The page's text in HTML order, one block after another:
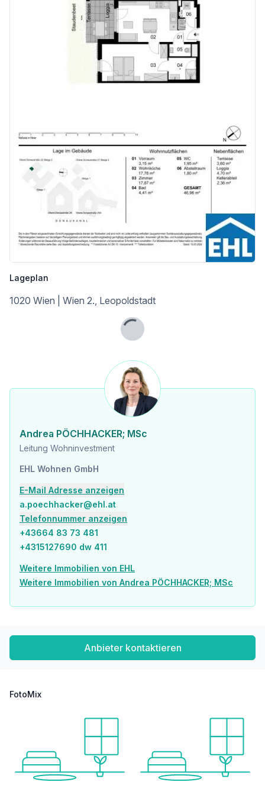
Kaufpreise der Vorsorgewohnungen
von EUR 286.000,- bis EUR 1.238.000,- netto zzgl. 20% USt.
Zu erwartender Mietertrag
von ca. EUR 17,50 bis EUR 22,50 netto/m²
Provisionsfrei für den Käufer!
Fertigstellung: voraussichtlich Q2/2026
Bei diesem Angebot handelt es sich um eine Vorsorgewohnung, die zu Vermietungszwecken erworben wird. Der angegebene Kaufpreis versteht sich daher zzgl. 20% USt. Diese Daten sind vorbehaltlich möglicher Änderungen.
Wir weisen darauf hin, dass zwischen dem Vermittler und dem zu vermittelnden Dritten ein familiäres oder wirtschaftliches Naheverhältnis besteht.
Infrastruktur / Entfernungen
Gesundheit
Kindergarten <250m
Nahversorgung
Supermarkt <250m
Bäckerei <500m
Geldautomat <250m
Bank <750m
Post <750m
Polizei <750m
Verkehr
Bus <250m
Straßenbahn <500m
Angaben Entfernung Luftlinie / Quelle: OpenStreetMap
Lageplan
1020 Wien | Wien 2., Leopoldstadt
Lade...
Andrea PÖCHHACKER; MSc
Leitung Wohninvestment
EHL Wohnen GmbH
E-Mail Adresse anzeigen
a.poechhacker@ehl.at
Telefonnummer anzeigen
+43664 83 73 481
+4315127690 dw 411
Weitere Immobilien von EHL
Weitere Immobilien von Andrea PÖCHHACKER; MSc
Anbieter kontaktieren
FotoMix